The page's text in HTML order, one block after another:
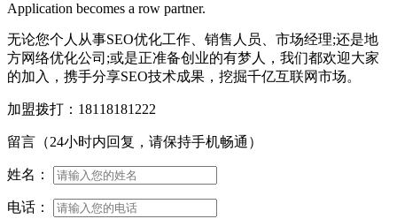
Application becomes a row partner.
无论您个人从事SEO优化工作、销售人员、市场经理;还是地
方网络优化公司;或是正准备创业的有梦人，我们都欢迎大家
的加入，携手分享SEO技术成果，挖掘千亿互联网市场。
加盟拨打：18118181222
留言 （24小时内回复，请保持手机畅通）
姓名：
电话：